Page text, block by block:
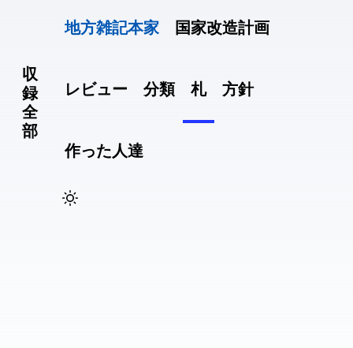
収
録
全
部
地方雑記(本家) 国家改造計画
レビュー 分類 札 方針
作った人達